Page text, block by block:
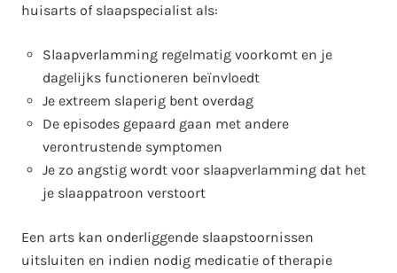
huisarts of slaapspecialist als:
Slaapverlamming regelmatig voorkomt en je
dagelijks functioneren beïnvloedt
Je extreem slaperig bent overdag
De episodes gepaard gaan met andere
verontrustende symptomen
Je zo angstig wordt voor slaapverlamming dat het
je slaappatroon verstoort
Een arts kan onderliggende slaapstoornissen
uitsluiten en indien nodig medicatie of therapie